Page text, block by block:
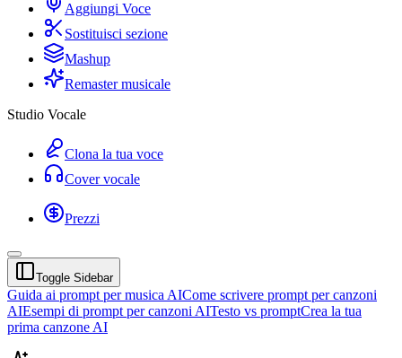
Aggiungi Voce
Sostituisci sezione
Mashup
Remaster musicale
Studio Vocale
Clona la tua voce
Cover vocale
Prezzi
Toggle Sidebar
Guida ai prompt per musica AICome scrivere prompt per canzoni
AIEsempi di prompt per canzoni AITesto vs promptCrea la tua
prima canzone AI